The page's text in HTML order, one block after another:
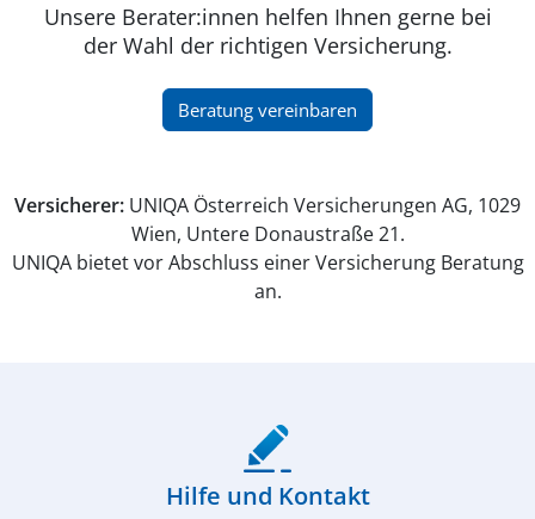
Unsere Berater:innen helfen Ihnen gerne bei
der Wahl der richtigen Versicherung.
Beratung vereinbaren
(öffnet in neuem Fenster)
Versicherer: UNIQA Österreich Versicherungen AG, 1029
Wien, Untere Donaustraße 21.
UNIQA bietet vor Abschluss einer Versicherung Beratung
an.
Hilfe und Kontakt